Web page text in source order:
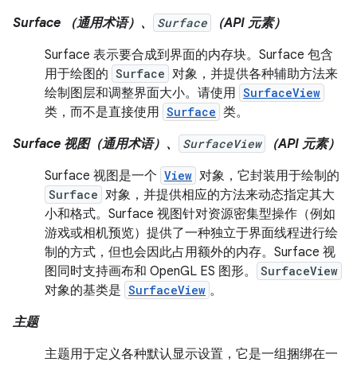
Surface （通用术语）、
Surface
（API 元素）
Surface 表示要合成到界面的内存块。Surface 包含
用于绘图的 Surface 对象，并提供各种辅助方法来
绘制图层和调整界面大小。请使用 SurfaceView
类，而不是直接使用 Surface 类。
Surface 视图（通用术语）、
SurfaceView
（API 元素）
Surface 视图是一个 View 对象，它封装用于绘制的
Surface 对象，并提供相应的方法来动态指定其大
小和格式。Surface 视图针对资源密集型操作（例如
游戏或相机预览）提供了一种独立于界面线程进行绘
制的方式，但也会因此占用额外的内存。Surface 视
图同时支持画布和 OpenGL ES 图形。
SurfaceView
对象的基类是 SurfaceView 。
主题
主题用于定义各种默认显示设置，它是一组捆绑在一